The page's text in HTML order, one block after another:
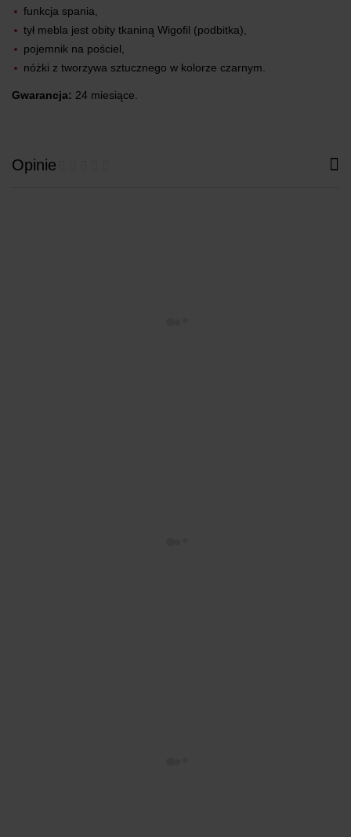
funkcja spania,
tył mebla jest obity tkaniną Wigofil (podbitka),
pojemnik na pościel,
nóżki z tworzywa sztucznego w kolorze czarnym.
Gwarancja: 24 miesiące.
Opinie